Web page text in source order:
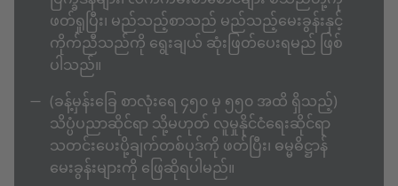
ဖတ်ရှုပြီး၊ မည်သည့်စာသည် မည်သည့်မေးခွန်းနှင့်
ကိုက်ညီသည်ကို ရွေးချယ် ဆုံးဖြတ်ပေးရမည် ဖြစ်
ပါသည်။
(ခန့်မှန်းခြေ စာလုံးရေ ၄၅၀ မှ ၅၅၀ အထိ ရှိသည့်)
သိပ္ပံပညာဆိုင်ရာ သို့မဟုတ် လူမှုနိုင်ငံရေးဆိုင်ရာ
သတင်းပေးပို့ချက်တစ်ပုဒ်ကို ဖတ်ပြီး၊ ဓမ္မဓိဋ္ဌာန်
မေးခွန်းများကို ဖြေဆိုရပါမည်။